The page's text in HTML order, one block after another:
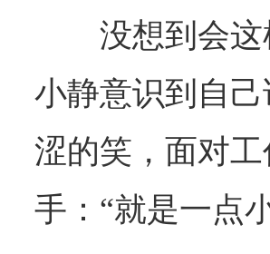
没想到会
小静意识到自
涩的笑，面对
手：“就是一点